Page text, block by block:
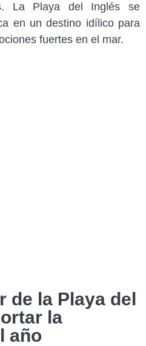
La Playa del Inglés se
en un destino idílico para
fuertes en el mar.
de la Playa del
la
año